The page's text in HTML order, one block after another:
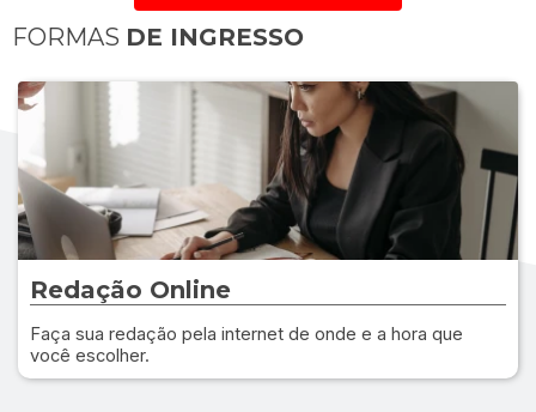
FORMAS DE INGRESSO
Redação Online
Faça sua redação pela internet de onde e a hora que
você escolher.